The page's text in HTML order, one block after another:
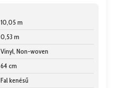
10,05 m
0,53 m
Vinyl, Non-woven
64 cm
Fal kenésű